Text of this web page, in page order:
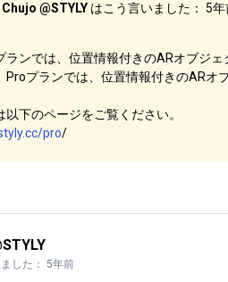
Chujo @STYLY はこう言いました： 5年
ランでは、位置情報付きのARオブジェ
Proプランでは、位置情報付きのARオ
以下のページをご覧ください。
pro/
した： 5年前